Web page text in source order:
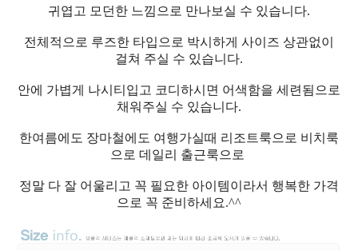
귀엽고 모던한 느낌으로 만나보실 수 있습니다.
전체적으로 루즈한 타입으로 박시하게 사이즈 상관없이
걸쳐 주실 수 있습니다.
안에 가볍게 나시티입고 코디하시면 어색함을 세련됨으로
채워주실 수 있습니다.
한여름에도 장마철에도 여행가실때 리조트룩으로 비치룩
으로 데일리 출근룩으로
정말 다 잘 어울리고 꼭 필요한 아이템이라서 행복한 가격
으로 꼭 준비하세요.^^